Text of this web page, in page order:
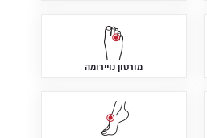
מורטון נויירומה